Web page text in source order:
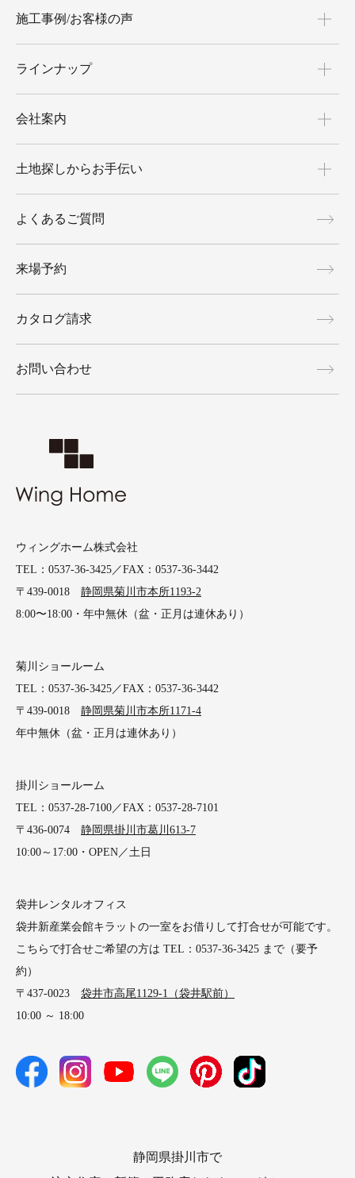
ウィングホーム株式会社
TEL：0537-36-3425／FAX：0537-36-3442
〒439-0018 静岡県菊川市本所1193-2
8:00〜18:00・年中無休（盆・正月は連休あり）
菊川ショールーム
TEL：0537-36-3425／FAX：0537-36-3442
〒439-0018 静岡県菊川市本所1171-4
年中無休（盆・正月は連休あり）
掛川ショールーム
TEL：0537-28-7100／FAX：0537-28-7101
〒436-0074 静岡県掛川市葛川613-7
10:00～17:00・OPEN／土日
袋井レンタルオフィス
袋井新産業会館キラットの一室をお借りして打合せが可能です。
こちらで打合せご希望の方は TEL：0537-36-3425 まで（要予
約）
〒437-0023 袋井市高尾1129-1（袋井駅前）
10:00 ～ 18:00
施工事例/お客様の声
ラインナップ
会社案内
土地探しからお手伝い
よくあるご質問
来場予約
カタログ請求
お問い合わせ
静岡県掛川市で